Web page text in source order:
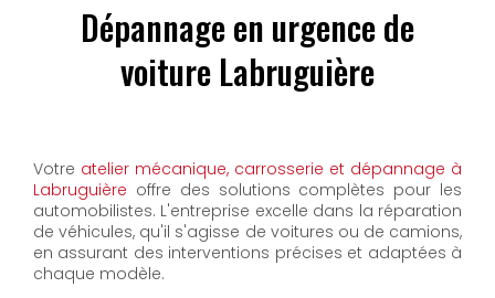
Dépannage en urgence de
voiture Labruguière
Votre atelier mécanique, carrosserie et dépannage à
Labruguière offre des solutions complètes pour les
automobilistes. L'entreprise excelle dans la réparation
de véhicules, qu'il s'agisse de voitures ou de camions,
en assurant des interventions précises et adaptées à
chaque modèle.